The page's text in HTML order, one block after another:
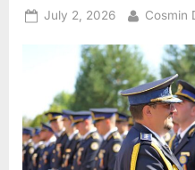
Posted
July 2, 2026 By
Cosmin